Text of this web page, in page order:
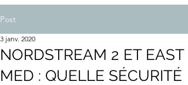
Post
NORDSTREAM 2 ET EAST
MED : QUELLE SÉCURITÉ
3 janv. 2020